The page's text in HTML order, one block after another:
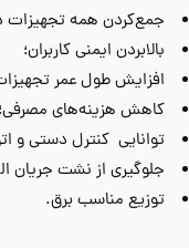
جمع‌کردن همه
بالابردن ایمنی کاربران؛
افزایش طول عمر
کاهش هزینه‌های مصرفی؛
توانایی کنترل دستی و
جلوگیری از نشت جریان
توزیع مناسب برق.